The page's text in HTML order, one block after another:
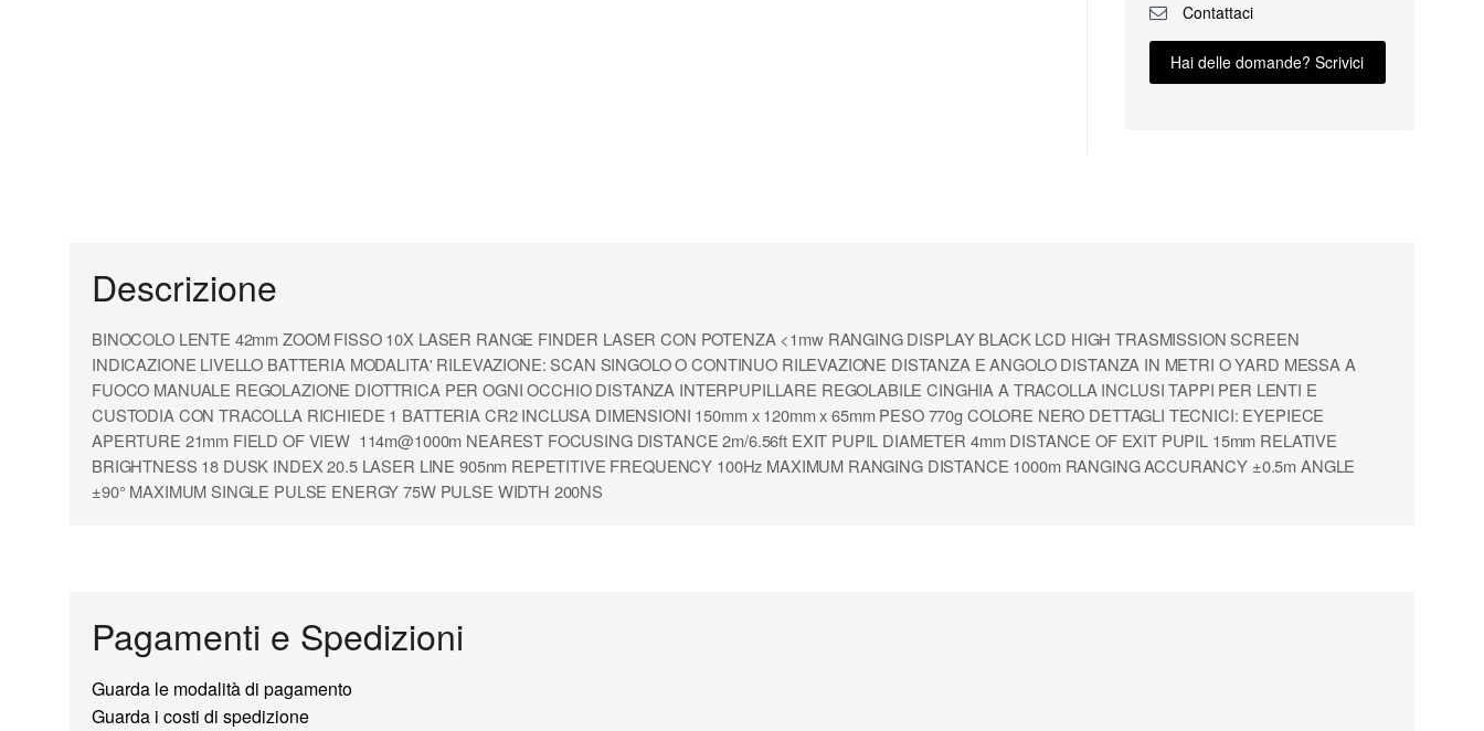
Contattaci
Hai delle domande? Scrivici
Descrizione
BINOCOLO LENTE 42mm ZOOM FISSO 10X LASER RANGE FINDER LASER CON POTENZA <1mw RANGING DISPLAY BLACK LCD HIGH TRASMISSION SCREEN
INDICAZIONE LIVELLO BATTERIA MODALITA' RILEVAZIONE: SCAN SINGOLO O CONTINUO RILEVAZIONE DISTANZA E ANGOLO DISTANZA IN METRI O YARD MESSA A
FUOCO MANUALE REGOLAZIONE DIOTTRICA PER OGNI OCCHIO DISTANZA INTERPUPILLARE REGOLABILE CINGHIA A TRACOLLA INCLUSI TAPPI PER LENTI E
CUSTODIA CON TRACOLLA RICHIEDE 1 BATTERIA CR2 INCLUSA DIMENSIONI 150mm x 120mm x 65mm PESO 770g COLORE NERO DETTAGLI TECNICI: EYEPIECE
APERTURE 21mm FIELD OF VIEW 114m@1000m NEAREST FOCUSING DISTANCE 2m/6.56ft EXIT PUPIL DIAMETER 4mm DISTANCE OF EXIT PUPIL 15mm RELATIVE
BRIGHTNESS 18 DUSK INDEX 20.5 LASER LINE 905nm REPETITIVE FREQUENCY 100Hz MAXIMUM RANGING DISTANCE 1000m RANGING ACCURANCY ±0.5m ANGLE
±90° MAXIMUM SINGLE PULSE ENERGY 75W PULSE WIDTH 200NS
Pagamenti e Spedizioni
Guarda le modalità di pagamento
Guarda i costi di spedizione